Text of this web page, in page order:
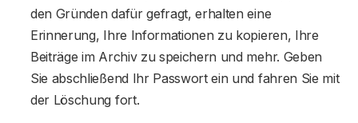
den Gründen dafür gefragt, erhalten eine
Erinnerung, Ihre Informationen zu kopieren, Ihre
Beiträge im Archiv zu speichern und mehr. Geben
Sie abschließend Ihr Passwort ein und fahren Sie mit
der Löschung fort.